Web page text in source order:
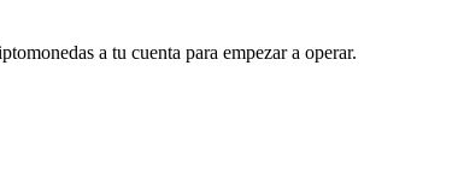
a tu cuenta para empezar a operar.